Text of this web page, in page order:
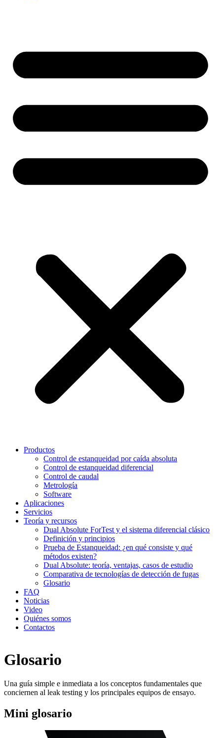
Productos
Control de estanqueidad por caída absoluta
Control de estanqueidad diferencial
Control de caudal
Metrología
Software
Aplicaciones
Servicios
Teoría y recursos
Dual Absolute ForTest y el sistema diferencial clásico
Definición y principios
Prueba de Estanqueidad: ¿en qué consiste y qué
métodos existen?
Dual Absolute: teoría, ventajas, casos de estudio
Comparativa de tecnologías de detección de fugas
Glosario
FAQ
Noticias
Video
Quiénes somos
Contactos
Glosario
Una guía simple e inmediata a los conceptos fundamentales que
conciernen al leak testing y los principales equipos de ensayo.
Mini glosario